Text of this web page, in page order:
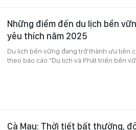
Những điểm đến du lịch bền
yêu thích năm 2025
Du lịch bền vững đang trở thành ưu tiên
theo báo cáo "Du lịch và Phát triển bền
Cà Mau: Thời tiết bất thường,